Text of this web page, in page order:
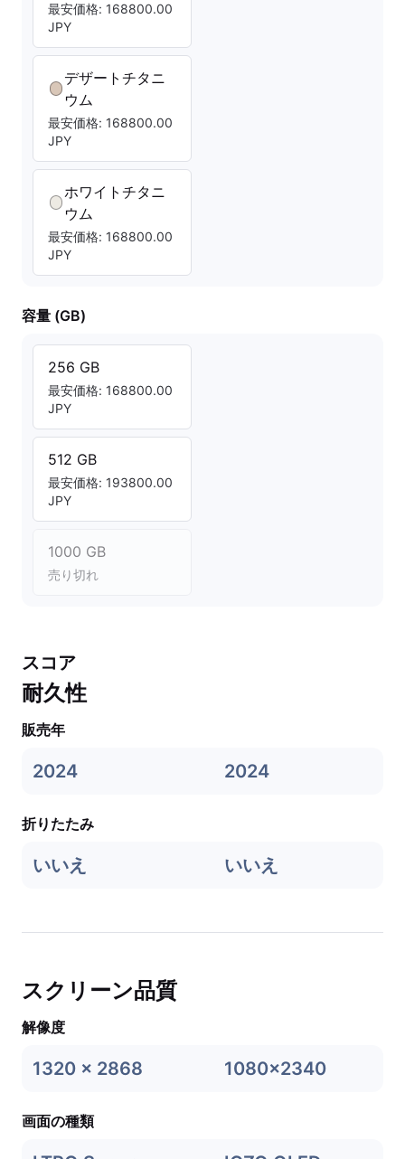
最安価格: 168800.00
JPY
デザートチタニ
ウム
最安価格: 168800.00
JPY
ホワイトチタニ
ウム
最安価格: 168800.00
JPY
容量 (GB)
256 GB
最安価格: 168800.00
JPY
512 GB
最安価格: 193800.00
JPY
1000 GB
売り切れ
スコア
耐久性
販売年
2024 2024
折りたたみ
いいえ いいえ
スクリーン品質
解像度
1320 x 2868 1080x2340
画面の種類